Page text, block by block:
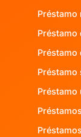
Préstamo
Préstamo
Préstamo
Préstamo
Préstamo